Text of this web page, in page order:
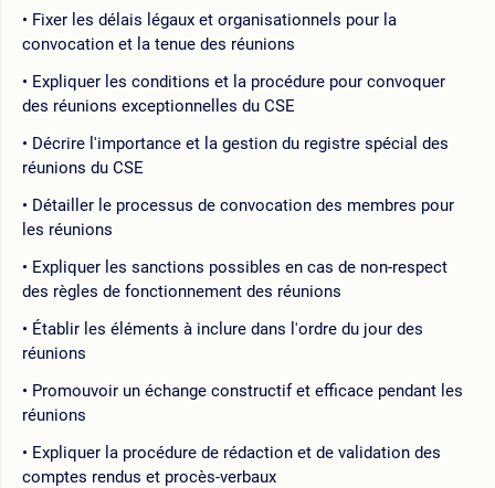
Fixer les délais légaux et organisationnels pour la
convocation et la tenue des réunions
Expliquer les conditions et la procédure pour convoquer
des réunions exceptionnelles du CSE
Décrire l'importance et la gestion du registre spécial des
réunions du CSE
Détailler le processus de convocation des membres pour
les réunions
Expliquer les sanctions possibles en cas de non-respect
des règles de fonctionnement des réunions
Établir les éléments à inclure dans l'ordre du jour des
réunions
Promouvoir un échange constructif et efficace pendant les
réunions
Expliquer la procédure de rédaction et de validation des
comptes rendus et procès-verbaux